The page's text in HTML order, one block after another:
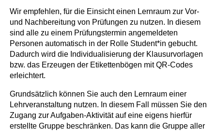
Wir empfehlen, für die Einsicht einen Lernraum zur Vor-
und Nachbereitung von Prüfungen zu nutzen. In diesem
sind alle zu einem Prüfungstermin angemeldeten
Personen automatisch in der Rolle Student*in gebucht.
Dadurch wird die Individualisierung der Klausurvorlagen
bzw. das Erzeugen der Etikettenbögen mit QR-Codes
erleichtert.
Grundsätzlich können Sie auch den Lernraum einer
Lehrveranstaltung nutzen. In diesem Fall müssen Sie den
Zugang zur Aufgaben-Aktivität auf eine eigens hierfür
erstellte Gruppe beschränken. Das kann die Gruppe aller